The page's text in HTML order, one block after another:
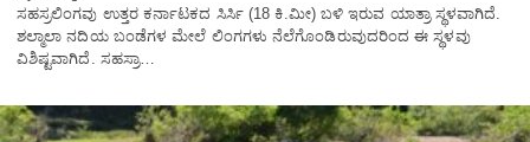
ಸಹಸ್ರಲಿಂಗವು ಉತ್ತರ ಕರ್ನಾಟಕದ ಸಿರ್ಸಿ (18 ಕಿ.ಮೀ) ಬಳಿ ಇರುವ ಯಾತ್ರಾ ಸ್ಥಳವಾಗಿದೆ.
ಶಲ್ಮಾಲಾ ನದಿಯ ಬಂಡೆಗಳ ಮೇಲೆ ಲಿಂಗಗಳು ನೆಲೆಗೊಂಡಿರುವುದರಿಂದ ಈ ಸ್ಥಳವು
ವಿಶಿಷ್ಟವಾಗಿದೆ. ಸಹಸ್ರಾ…